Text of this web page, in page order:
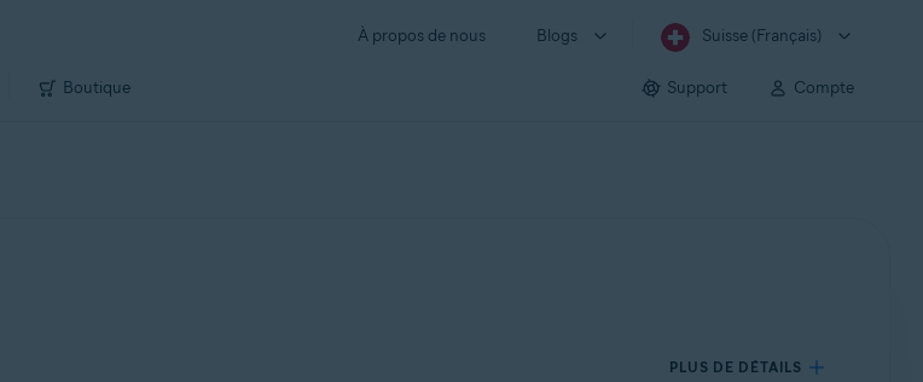
À propos de nous Blogs Suisse (Français)
Boutique Support Compte
PLUS DE DÉTAILS